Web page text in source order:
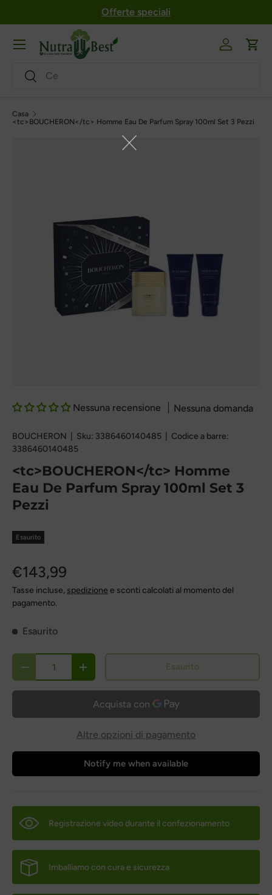
Salta al contenuto
Offerte speciali
Ricerca
Ricerca
Login
Menu
Casa
<tc>BOUCHERON</tc> Homme Eau De Parfum Spray 100ml Set 3 Pezzi
Nessuna recensione Nessuna domanda
BOUCHERON Sku: 3386460140485
Codice a barre:
3386460140485
<tc>BOUCHERON</tc> Homme
Eau De Parfum Spray 100ml Set 3
Pezzi
Esaurito
€143,99
Tasse incluse, spedizione e sconti calcolati al momento del
pagamento.
Esaurito
Diminuire la quantitàAumenta la quantità Esaurito
Altre opzioni di pagamento
Notify me when available
Registrazione video durante il confezionamento
Imballiamo con cura e sicurezza